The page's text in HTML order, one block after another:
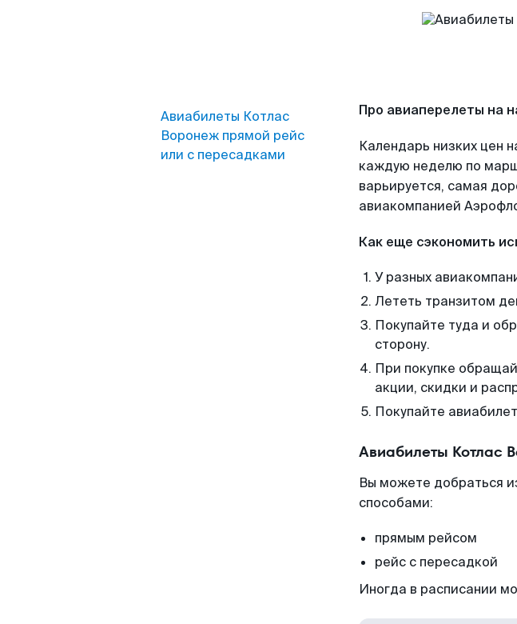
Авиабилеты Котлас
Воронеж прямой рейс
или с пересадками
Про авиаперелеты на
Календарь низких цен
каждую неделю по
варьируется, самая
авиакомпанией
Как еще сэкономить
У разных
Лететь транзитом
Покупайте туда и
сторону.
При покупке
акции, скидки и
Покупайте
Авиабилеты Котлас
Вы можете добраться
способами:
прямым рейсом
рейс с пересадкой
Иногда в расписании